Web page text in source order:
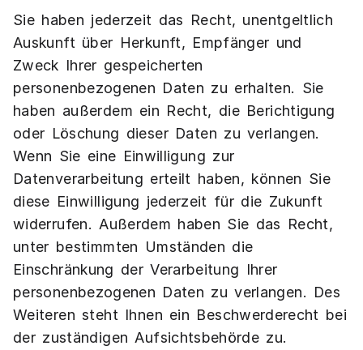
Sie haben jederzeit das Recht, unentgeltlich
Auskunft über Herkunft, Empfänger und
Zweck Ihrer gespeicherten
personenbezogenen Daten zu erhalten. Sie
haben außerdem ein Recht, die Berichtigung
oder Löschung dieser Daten zu verlangen.
Wenn Sie eine Einwilligung zur
Datenverarbeitung erteilt haben, können Sie
diese Einwilligung jederzeit für die Zukunft
widerrufen. Außerdem haben Sie das Recht,
unter bestimmten Umständen die
Einschränkung der Verarbeitung Ihrer
personenbezogenen Daten zu verlangen. Des
Weiteren steht Ihnen ein Beschwerderecht bei
der zuständigen Aufsichtsbehörde zu.